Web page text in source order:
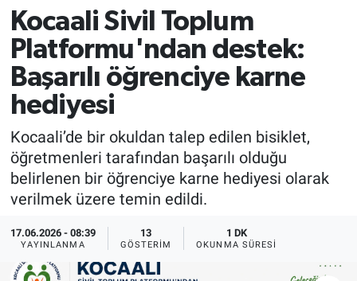
Kocaali Sivil Toplum
Platformu'ndan destek:
Başarılı öğrenciye karne
hediyesi
Kocaali’de bir okuldan talep edilen bisiklet,
öğretmenleri tarafından başarılı olduğu
belirlenen bir öğrenciye karne hediyesi olarak
verilmek üzere temin edildi.
17.06.2026 - 08:39
YAYINLANMA
13
GÖSTERIM
1 DK
OKUNMA SÜRESI